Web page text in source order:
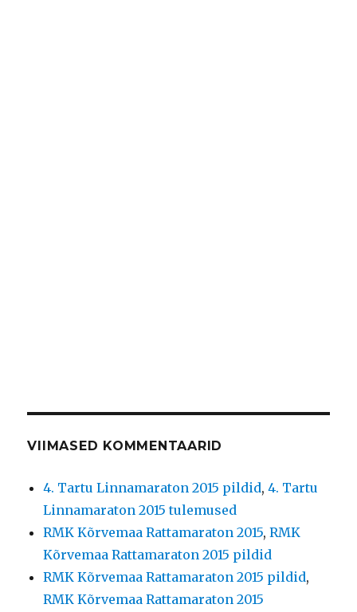
VIIMASED KOMMENTAARID
4. Tartu Linnamaraton 2015 pildid,4. Tartu
Linnamaraton 2015 tulemused
RMK Kõrvemaa Rattamaraton 2015,RMK
Kõrvemaa Rattamaraton 2015 pildid
RMK Kõrvemaa Rattamaraton 2015 pildid,
RMK Kõrvemaa Rattamaraton 2015